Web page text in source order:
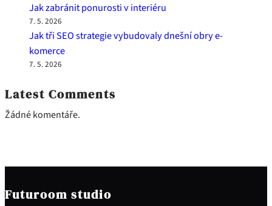
Jak zabránit ponurosti v interiéru
7. 5. 2026
Jak tři SEO strategie vybudovaly dnešní obry e-
komerce
7. 5. 2026
Latest Comments
Žádné komentáře.
Futuroom studio